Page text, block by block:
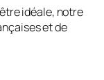
idéale, notre
et de